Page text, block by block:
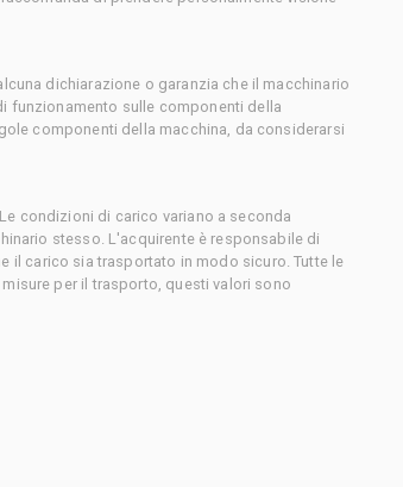
dichiarazione o garanzia che il macchinario
funzionamento sulle componenti della
componenti della macchina, da considerarsi
condizioni di carico variano a seconda
stesso. L'acquirente è responsabile di
il carico sia trasportato in modo sicuro. Tutte le
per il trasporto, questi valori sono